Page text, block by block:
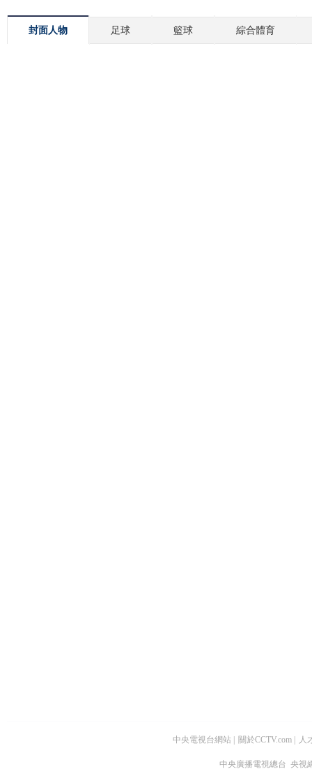
封面人物 足球 籃球 綜合體育
中央電視台網站 關於CCTV.com 人
中央廣播電視總台 央視